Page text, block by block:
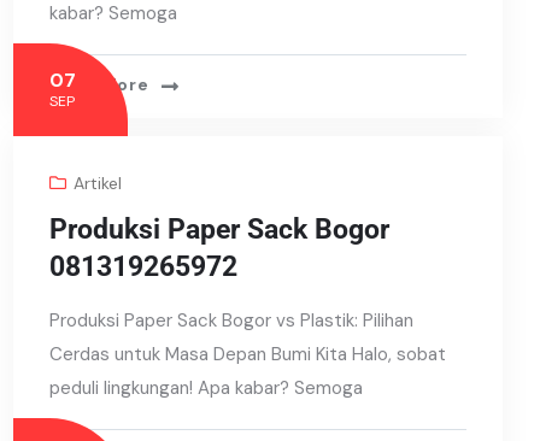
kabar? Semoga
Read More
07
SEP
Artikel
Produksi Paper Sack Bogor
081319265972
Produksi Paper Sack Bogor vs Plastik: Pilihan
Cerdas untuk Masa Depan Bumi Kita Halo, sobat
peduli lingkungan! Apa kabar? Semoga